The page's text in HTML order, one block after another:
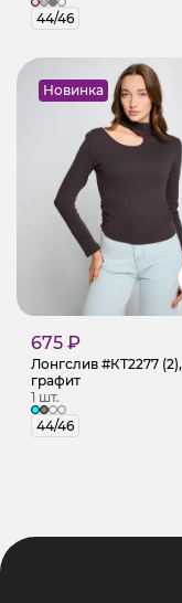
44/46
Новинка
675 ₽
Лонгслив #КТ2277 (2),
графит
1 шт.
44/46